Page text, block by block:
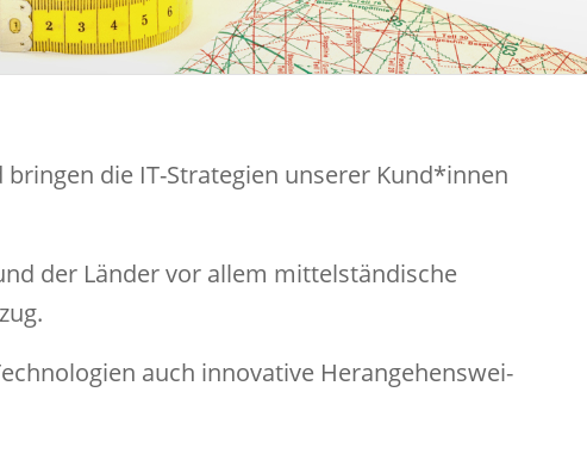
die IT-Strategien unserer Kund*innen
der Länder vor allem mittelständische
auch in­no­va­ti­ve Her­an­ge­hens­wei­